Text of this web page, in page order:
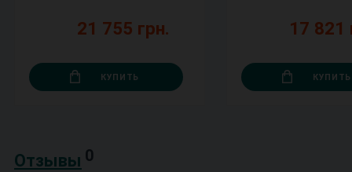
21 755 грн.
КУПИТЬ
17 821
КУПИТЬ
Отзывы 0